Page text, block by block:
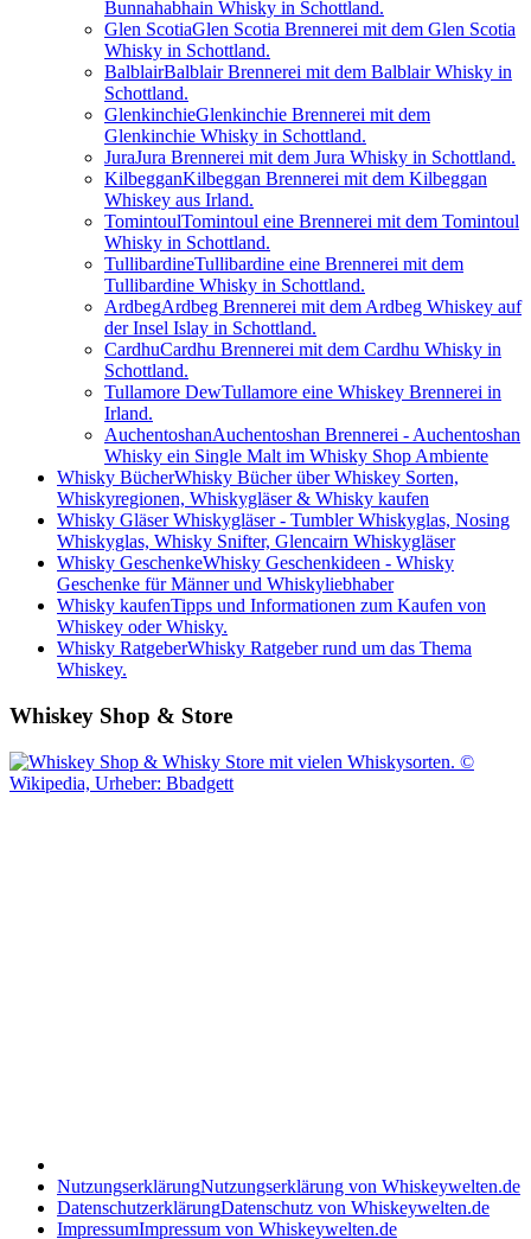
Bunnahabhain Whisky in Schottland.
Glen ScotiaGlen Scotia Brennerei mit dem Glen Scotia
Whisky in Schottland.
BalblairBalblair Brennerei mit dem Balblair Whisky in
Schottland.
GlenkinchieGlenkinchie Brennerei mit dem
Glenkinchie Whisky in Schottland.
JuraJura Brennerei mit dem Jura Whisky in Schottland.
KilbegganKilbeggan Brennerei mit dem Kilbeggan
Whiskey aus Irland.
TomintoulTomintoul eine Brennerei mit dem Tomintoul
Whisky in Schottland.
TullibardineTullibardine eine Brennerei mit dem
Tullibardine Whisky in Schottland.
ArdbegArdbeg Brennerei mit dem Ardbeg Whiskey auf
der Insel Islay in Schottland.
CardhuCardhu Brennerei mit dem Cardhu Whisky in
Schottland.
Tullamore DewTullamore eine Whiskey Brennerei in
Irland.
AuchentoshanAuchentoshan Brennerei - Auchentoshan
Whisky ein Single Malt im Whisky Shop Ambiente
Whisky BücherWhisky Bücher über Whiskey Sorten,
Whiskyregionen, Whiskygläser & Whisky kaufen
Whisky GläserWhiskygläser - Tumbler Whiskyglas, Nosing
Whiskyglas, Whisky Snifter, Glencairn Whiskygläser
Whisky GeschenkeWhisky Geschenkideen - Whisky
Geschenke für Männer und Whiskyliebhaber
Whisky kaufenTipps und Informationen zum Kaufen von
Whiskey oder Whisky.
Whisky RatgeberWhisky Ratgeber rund um das Thema
Whiskey.
Whiskey Shop & Store
NutzungserklärungNutzungserklärung von Whiskeywelten.de
DatenschutzerklärungDatenschutz von Whiskeywelten.de
ImpressumImpressum von Whiskeywelten.de